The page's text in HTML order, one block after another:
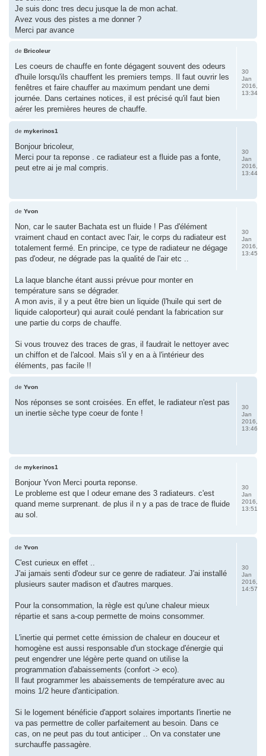
Je suis donc tres decu jusque la de mon achat.
Avez vous des pistes a me donner ?
Merci par avance
de Bricoleur
Les coeurs de chauffe en fonte dégagent souvent des odeurs
d'huile lorsqu'ils chauffent les premiers temps. Il faut ouvrir les
fenêtres et faire chauffer au maximum pendant une demi
journée. Dans certaines notices, il est précisé qu'il faut bien
aérer les premières heures de chauffe.
30
Jan
2016,
13:34
de mykerinos1
Bonjour bricoleur,
Merci pour ta reponse . ce radiateur est a fluide pas a fonte,
peut etre ai je mal compris.
30
Jan
2016,
13:44
de Yvon
Non, car le sauter Bachata est un fluide ! Pas d'élément
vraiment chaud en contact avec l'air, le corps du radiateur est
totalement fermé. En principe, ce type de radiateur ne dégage
pas d'odeur, ne dégrade pas la qualité de l'air etc ..
La laque blanche étant aussi prévue pour monter en
température sans se dégrader.
A mon avis, il y a peut être bien un liquide (l'huile qui sert de
liquide caloporteur) qui aurait coulé pendant la fabrication sur
une partie du corps de chauffe.
Si vous trouvez des traces de gras, il faudrait le nettoyer avec
un chiffon et de l'alcool. Mais s'il y en a à l'intérieur des
éléments, pas facile !!
30
Jan
2016,
13:45
de Yvon
Nos réponses se sont croisées. En effet, le radiateur n'est pas
un inertie sèche type coeur de fonte !
30
Jan
2016,
13:46
de mykerinos1
Bonjour Yvon Merci pourta reponse.
Le probleme est que l odeur emane des 3 radiateurs. c'est
quand meme surprenant. de plus il n y a pas de trace de fluide
au sol.
30
Jan
2016,
13:51
de Yvon
C'est curieux en effet ..
J'ai jamais senti d'odeur sur ce genre de radiateur. J'ai installé
plusieurs sauter madison et d'autres marques.
Pour la consommation, la règle est qu'une chaleur mieux
répartie et sans a-coup permette de moins consommer.
L'inertie qui permet cette émission de chaleur en douceur et
homogène est aussi responsable d'un stockage d'énergie qui
peut engendrer une légère perte quand on utilise la
programmation d'abaissements (confort -> eco).
Il faut programmer les abaissements de température avec au
moins 1/2 heure d'anticipation.
Si le logement bénéficie d'apport solaires importants l'inertie ne
va pas permettre de coller parfaitement au besoin. Dans ce
cas, on ne peut pas du tout anticiper .. On va constater une
surchauffe passagère.
30
Jan
2016,
14:57